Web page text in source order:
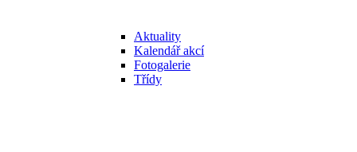
Aktuality
Kalendář akcí
Fotogalerie
Třídy